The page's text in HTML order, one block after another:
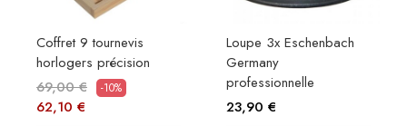
Coffret 9 tournevis
horlogers précision
69,00 €
-10%
62,10 €
Loupe 3x Eschenbach
Germany
professionnelle
23,90 €